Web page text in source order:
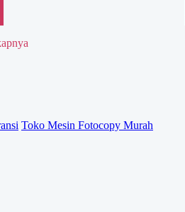
Toko Mesin Fotocopy Murah